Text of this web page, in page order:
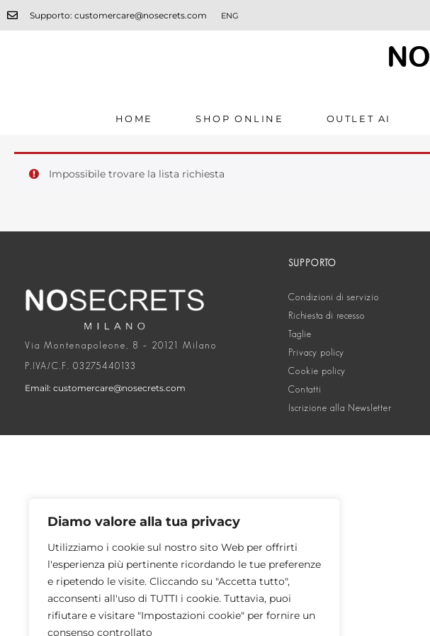
Diamo valore alla tua privacy
Utilizziamo i cookie sul nostro sito Web per offrirti
l'esperienza più pertinente ricordando le tue preferenze
e ripetendo le visite. Cliccando su "Accetta tutto",
acconsenti all'uso di TUTTI i cookie. Tuttavia, puoi
rifiutare e visitare "Impostazioni cookie" per fornire un
consenso controllato
Supporto: customercare@nosecrets.com ENG
NO
HOME SHOP ONLINE OUTLET AI
Impossibile trovare la lista richiesta
Via Montenapoleone, 8 – 20121 Milano
P.IVA/C.F. 03275440133
Email: customercare@nosecrets.com
SUPPORTO
Condizioni di servizio
Richiesta di recesso
Taglie
Privacy policy
Cookie policy
Contatti
Iscrizione alla Newsletter